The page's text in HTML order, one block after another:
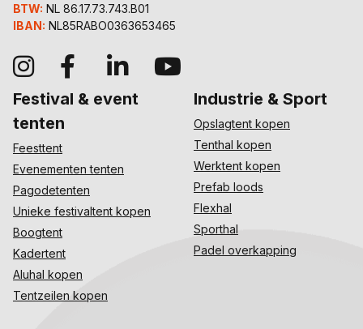
BTW: NL 86.17.73.743.B01
IBAN: NL85RABO0363653465
Festival & event
tenten
Feesttent
Evenementen tenten
Pagodetenten
Unieke festivaltent kopen
Boogtent
Kadertent
Aluhal kopen
Tentzeilen kopen
Industrie & Sport
Opslagtent kopen
Tenthal kopen
Werktent kopen
Prefab loods
Flexhal
Sporthal
Padel overkapping